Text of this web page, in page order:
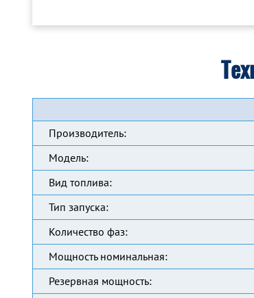
Производитель:
Модель:
Вид топлива:
Тип запуска:
Количество фаз:
Мощность номинальная:
Резервная мощность: